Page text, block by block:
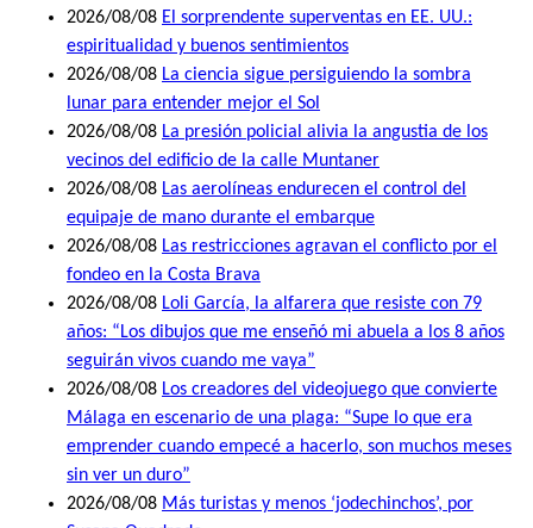
2026/08/08 El sorprendente superventas en EE. UU.:
espiritualidad y buenos sentimientos
2026/08/08 La ciencia sigue persiguiendo la sombra
lunar para entender mejor el Sol
2026/08/08 La presión policial alivia la angustia de los
vecinos del edificio de la calle Muntaner
2026/08/08 Las aerolíneas endurecen el control del
equipaje de mano durante el embarque
2026/08/08 Las restricciones agravan el conflicto por el
fondeo en la Costa Brava
2026/08/08 Loli García, la alfarera que resiste con 79
años: “Los dibujos que me enseñó mi abuela a los 8 años
seguirán vivos cuando me vaya”
2026/08/08 Los creadores del videojuego que convierte
Málaga en escenario de una plaga: “Supe lo que era
emprender cuando empecé a hacerlo, son muchos meses
sin ver un duro”
2026/08/08 Más turistas y menos ‘jodechinchos’, por